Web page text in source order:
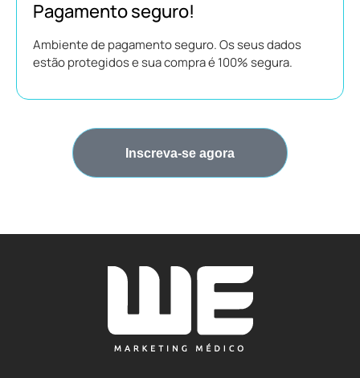
Pagamento seguro!
Ambiente de pagamento seguro. Os seus dados
estão protegidos e sua compra é 100% segura.
Inscreva-se agora